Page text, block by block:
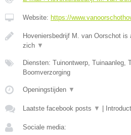
Website: https://
Hoveniersbedrijf M. van Oorschot
zich ▼
Diensten: Tuinontwerp, Tuinaanleg,
Boomverzorging
Openingstijden ▼
Laatste facebook posts ▼
Sociale media: